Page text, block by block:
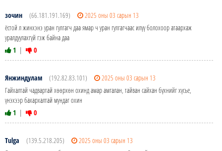
зочин (66.181.191.169)
2025 оны 03 сарын 13
ёстой л жинхэнэ уран гулгагч даа ямар ч уран гулгагчаас илүү болохоор атаархаж
уралдуулахгүй гэж байна даа
1 | 0
Янжиндулам (192.82.83.101)
2025 оны 03 сарын 13
Гайхалтай чадвартай хөөрхөн охинд амар амгалан, тайван сайхан бүхнийг хүсье,
үнэхээр бахархалтай мундаг охин
1 | 0
Tulga (139.5.218.205)
2025 оны 03 сарын 13